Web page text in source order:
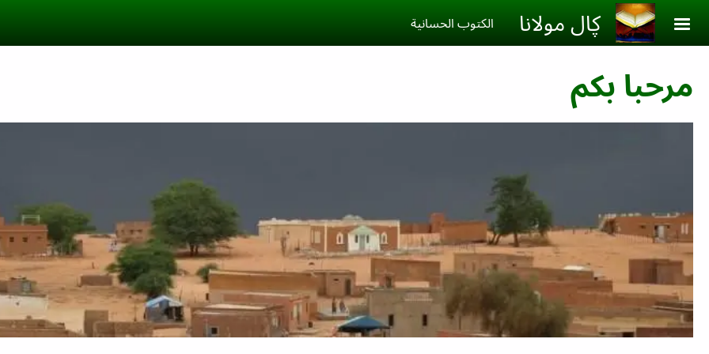
Skip to main contentڮال مولانا الكتوب الحسانية‎
مرحبا بكم